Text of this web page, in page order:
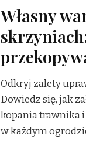
Własny
Odkryj zalety
Dowiedz się, jak
kopania trawnika
w każdym